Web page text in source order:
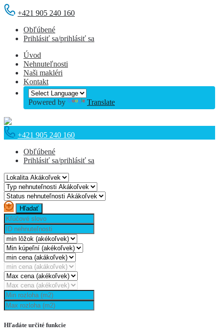
+421 905 240 160
Obľúbené
Prihlásiť sa/prihlásiť sa
Úvod
Nehnuteľnosti
Naši makléri
Kontakt
Powered by Translate
+421 905 240 160
Obľúbené
Prihlásiť sa/prihlásiť sa
Hľadáte určité funkcie